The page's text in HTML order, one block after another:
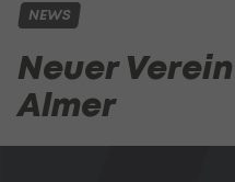
NEWS
Neuer
Almer